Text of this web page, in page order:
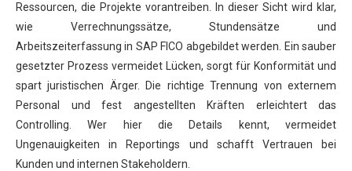
Ressourcen, die Projekte vorantreiben. In dieser Sicht wird klar,
wie Verrechnungssätze, Stundensätze und
Arbeitszeiterfassung in SAP FICO abgebildet werden. Ein sauber
gesetzter Prozess vermeidet Lücken, sorgt für Konformität und
spart juristischen Ärger. Die richtige Trennung von externem
Personal und fest angestellten Kräften erleichtert das
Controlling. Wer hier die Details kennt, vermeidet
Ungenauigkeiten in Reportings und schafft Vertrauen bei
Kunden und internen Stakeholdern.